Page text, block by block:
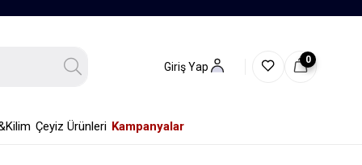
Giriş Yap
0
Çeyiz Ürünleri Kampanyalar